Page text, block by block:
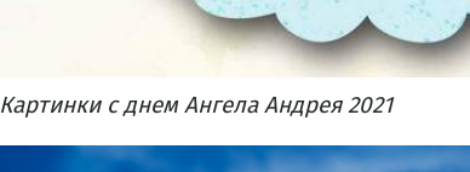
Картинки с днем Ангела Андрея 2021